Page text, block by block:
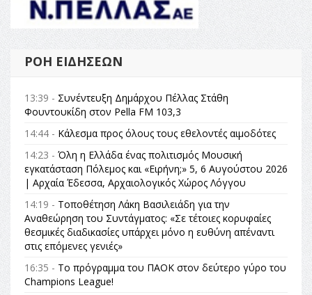
ΡΟΉ ΕΙΔΉΣΕΩΝ
13:39 - Συνέντευξη Δημάρχου Πέλλας Στάθη
Φουντουκίδη στον Pella FM 103,3
14:44 - Κάλεσμα προς όλους τους εθελοντές αιμοδότες
14:23 - Όλη η Ελλάδα ένας πολιτισμός Μουσική
εγκατάσταση Πόλεμος και «Ειρήνη;» 5, 6 Αυγούστου 2026
| Αρχαία Έδεσσα, Αρχαιολογικός Χώρος Λόγγου
14:19 - Τοποθέτηση Λάκη Βασιλειάδη για την
Αναθεώρηση του Συντάγματος: «Σε τέτοιες κορυφαίες
θεσμικές διαδικασίες υπάρχει μόνο η ευθύνη απέναντι
στις επόμενες γενιές»
16:35 - Το πρόγραμμα του ΠΑΟΚ στον δεύτερο γύρο του
Champions League!